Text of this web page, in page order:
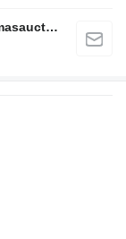
Fymas Auctions ApS – visit the auction fymasauctions.dk